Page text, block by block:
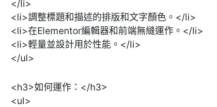
</li>
<li>調整標題和描述的排版和文字顏色。</li>
<li>在Elementor編輯器和前端無縫運作。</li>
<li>輕量並設計用於性能。</li>
</ul>
<h3>如何運作：</h3>
<ul>